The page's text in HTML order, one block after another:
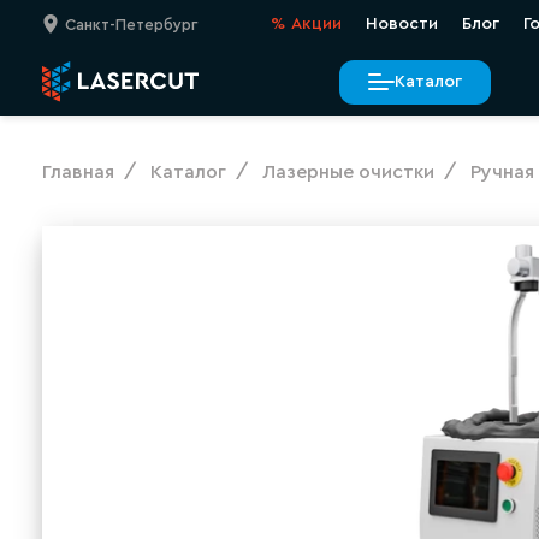
Санкт-Петербург % Акции Новости Блог
Каталог
Главная Каталог Лазерные очистки
Ручная